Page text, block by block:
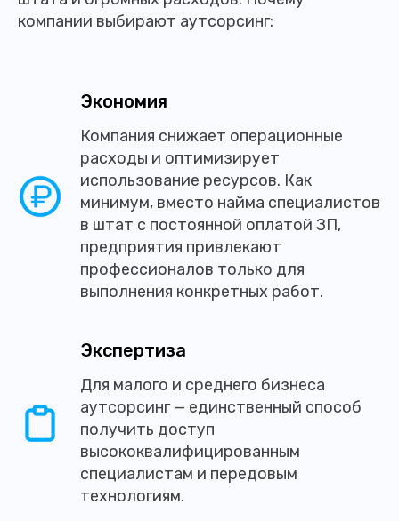
компании выбирают аутсорсинг:
Экономия
Компания снижает операционные
расходы и оптимизирует
использование ресурсов. Как
минимум, вместо найма специалистов
в штат с постоянной оплатой ЗП,
предприятия привлекают
профессионалов только для
выполнения конкретных работ.
Экспертиза
Для малого и среднего бизнеса
аутсорсинг — единственный способ
получить доступ
высококвалифицированным
специалистам и передовым
технологиям.